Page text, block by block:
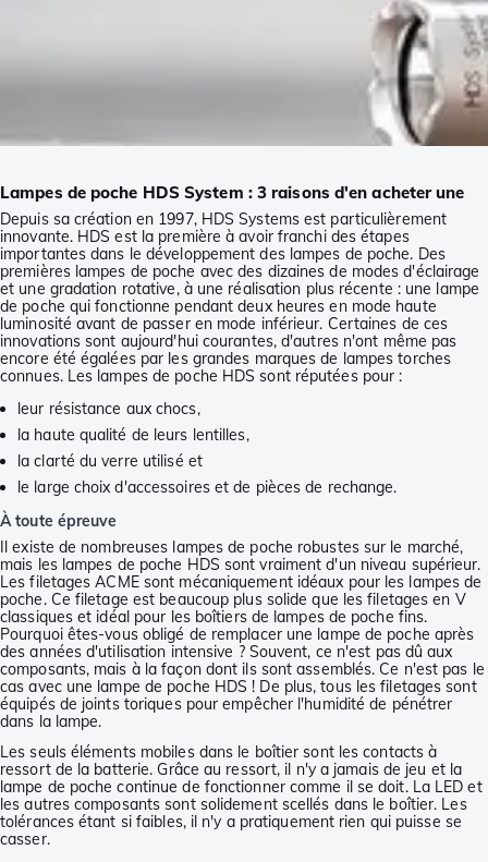
Lampes de poche HDS System : 3 raisons d'en acheter une
Depuis sa création en 1997, HDS Systems est particulièrement
innovante. HDS est la première à avoir franchi des étapes
importantes dans le développement des lampes de poche. Des
premières lampes de poche avec des dizaines de modes d'éclairage
et une gradation rotative, à une réalisation plus récente : une lampe
de poche qui fonctionne pendant deux heures en mode haute
luminosité avant de passer en mode inférieur. Certaines de ces
innovations sont aujourd'hui courantes, d'autres n'ont même pas
encore été égalées par les grandes marques de lampes torches
connues. Les lampes de poche HDS sont réputées pour :
leur résistance aux chocs,
la haute qualité de leurs lentilles,
la clarté du verre utilisé et
le large choix d'accessoires et de pièces de rechange.
À toute épreuve
Il existe de nombreuses lampes de poche robustes sur le marché,
mais les lampes de poche HDS sont vraiment d'un niveau supérieur.
Les filetages ACME sont mécaniquement idéaux pour les lampes de
poche. Ce filetage est beaucoup plus solide que les filetages en V
classiques et idéal pour les boîtiers de lampes de poche fins.
Pourquoi êtes-vous obligé de remplacer une lampe de poche après
des années d'utilisation intensive ? Souvent, ce n'est pas dû aux
composants, mais à la façon dont ils sont assemblés. Ce n'est pas le
cas avec une lampe de poche HDS ! De plus, tous les filetages sont
équipés de joints toriques pour empêcher l'humidité de pénétrer
dans la lampe.
Les seuls éléments mobiles dans le boîtier sont les contacts à
ressort de la batterie. Grâce au ressort, il n'y a jamais de jeu et la
lampe de poche continue de fonctionner comme il se doit. La LED et
les autres composants sont solidement scellés dans le boîtier. Les
tolérances étant si faibles, il n'y a pratiquement rien qui puisse se
casser.